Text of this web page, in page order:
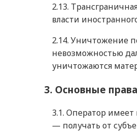
2.13.
власти
2.14. Уничтожение
невозможностью
уничтожаются
3. Основные
3.1. Оператор имеет
— получать от